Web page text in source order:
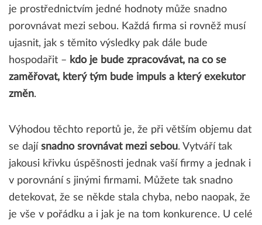
je prostřednictvím jedné hodnoty může snadno
porovnávat mezi sebou. Každá firma si rovněž musí
ujasnit, jak s těmito výsledky pak dále bude
hospodařit – kdo je bude zpracovávat, na co se
zaměřovat, který tým bude impuls a který exekutor
změn.
Výhodou těchto reportů je, že při větším objemu dat
se dají snadno srovnávat mezi sebou. Vytváří tak
jakousi křivku úspěšnosti jednak vaší firmy a jednak i
v porovnání s jinými firmami. Můžete tak snadno
detekovat, že se někde stala chyba, nebo naopak, že
je vše v pořádku a i jak je na tom konkurence. U celé